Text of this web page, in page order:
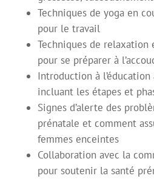
Techniques de yoga en
pour le travail
Techniques de relaxation
pour se préparer à
Introduction à l’éducation
incluant les étapes et
Signes d’alerte des
prénatale et comment
femmes enceintes
Collaboration avec la
pour soutenir la santé